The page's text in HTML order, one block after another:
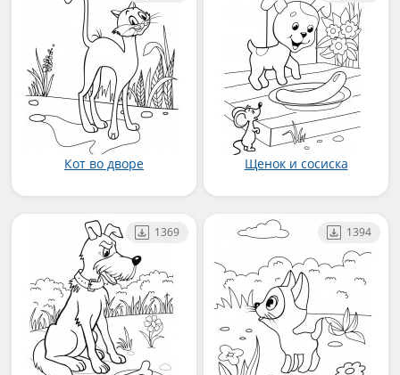
Кот во дворе Щенок и сосиска
1369 1394